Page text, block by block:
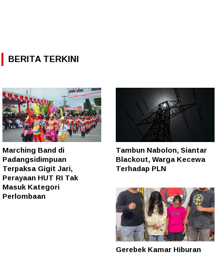
BERITA TERKINI
Marching Band di
Padangsidimpuan
Terpaksa Gigit Jari,
Perayaan HUT RI Tak
Masuk Kategori
Perlombaan
Tambun Nabolon, Siantar
Blackout, Warga Kecewa
Terhadap PLN
Gerebek Kamar Hiburan